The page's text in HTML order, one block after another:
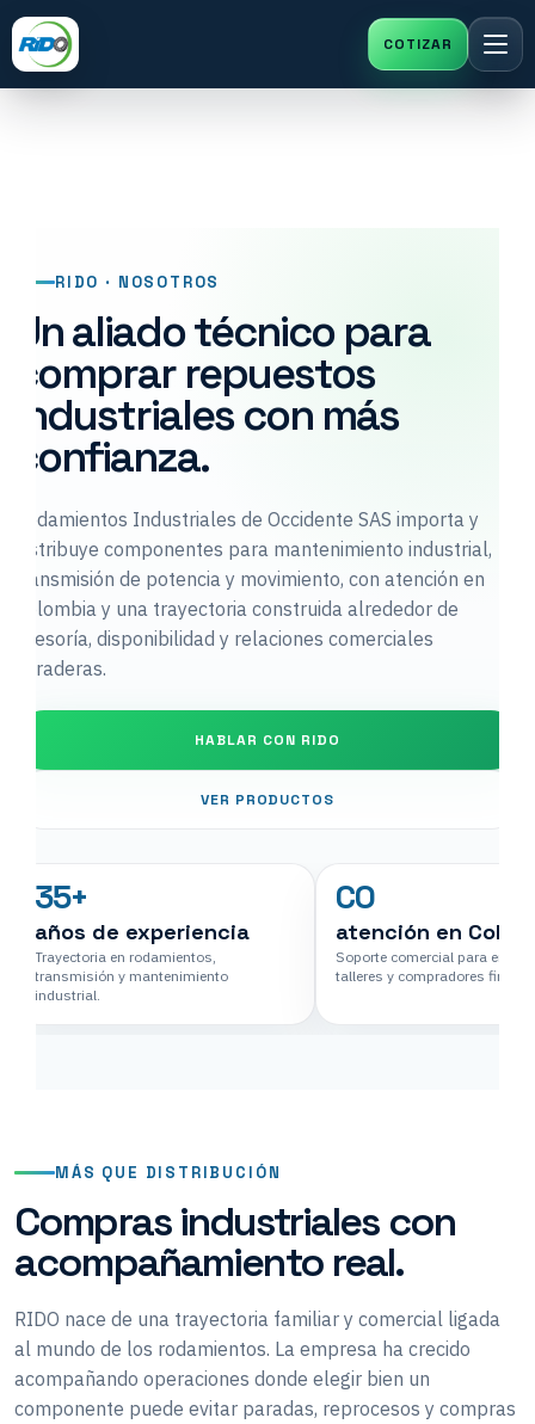
RIDO · NOSOTROS
Un aliado técnico para
comprar repuestos
industriales con más
confianza.
Rodamientos Industriales de Occidente SAS importa y
distribuye componentes para mantenimiento industrial,
transmisión de potencia y movimiento, con atención en
Colombia y una trayectoria construida alrededor de
asesoría, disponibilidad y relaciones comerciales
duraderas.
HABLAR CON RIDO
VER PRODUCTOS
35+
años de experiencia
Trayectoria en rodamientos,
transmisión y mantenimiento
industrial.
CO
atención en
Soporte comercial para
talleres y compradores finales.
MÁS QUE DISTRIBUCIÓN
Compras industriales con
acompañamiento real.
RIDO nace de una trayectoria familiar y comercial ligada
al mundo de los rodamientos. La empresa ha crecido
acompañando operaciones donde elegir bien un
componente puede evitar paradas, reprocesos y compras